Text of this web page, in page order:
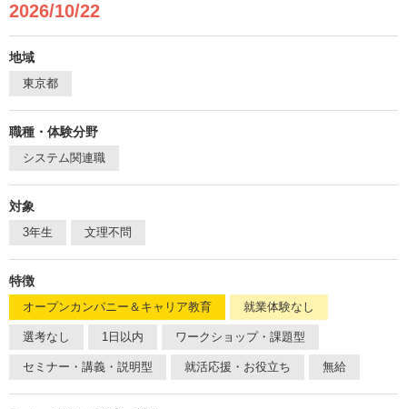
2026/10/22
地域
東京都
職種・体験分野
システム関連職
対象
3年生 文理不問
特徴
オープンカンパニー＆キャリア教育 就業体験なし
選考なし 1日以内 ワークショップ・課題型
セミナー・講義・説明型 就活応援・お役立ち 無給